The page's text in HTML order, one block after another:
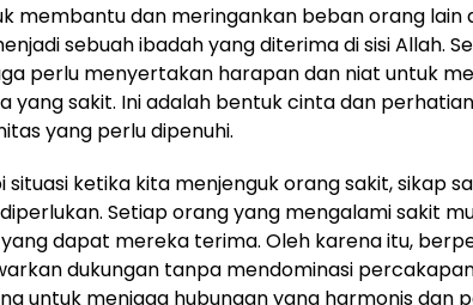
membantu dan meringankan beban orang lain
sebuah ibadah yang diterima di sisi Allah.
perlu menyertakan harapan dan niat untuk
yang sakit. Ini adalah bentuk cinta dan
yang perlu dipenuhi.
ketika kita menjenguk orang sakit, sikap
Setiap orang yang mengalami sakit
dapat mereka terima. Oleh karena itu,
dukungan tanpa mendominasi
untuk menjaga hubungan yang harmonis dan